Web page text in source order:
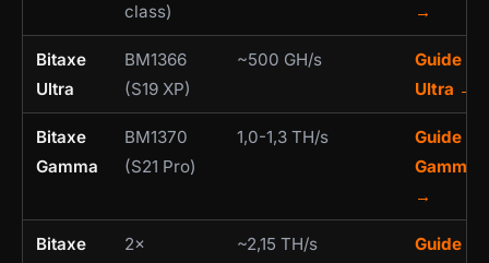
class)
→
Bitaxe
Ultra
BM1366
(S19 XP)
~500 GH/s
Guide
Ultra →
Bitaxe
Gamma
BM1370
(S21 Pro)
1,0-1,3 TH/s
Guide
Gamma
→
Bitaxe
2×
~2,15 TH/s
Guide